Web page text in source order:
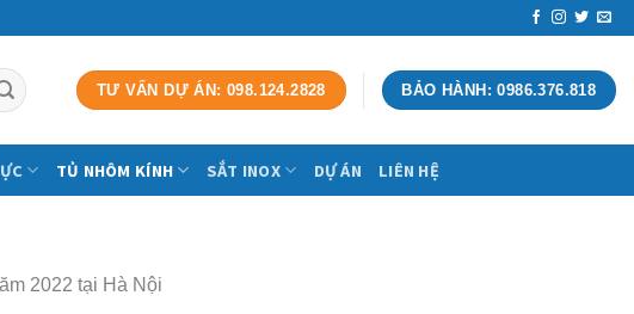
TƯ VẤN DỰ ÁN: 098.124.2828 BẢO HÀNH: 0986.376.818
TỦ NHÔM KÍNH SẮT INOX DỰ ÁN LIÊN HỆ
2022 tại Hà Nội